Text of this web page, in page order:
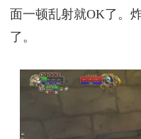
面一顿乱射就OK了。
了。